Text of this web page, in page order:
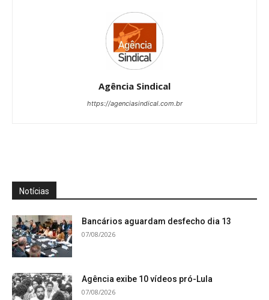
Agência Sindical
https://agenciasindical.com.br
Notícias
Bancários aguardam desfecho dia 13
07/08/2026
Agência exibe 10 vídeos pró-Lula
07/08/2026